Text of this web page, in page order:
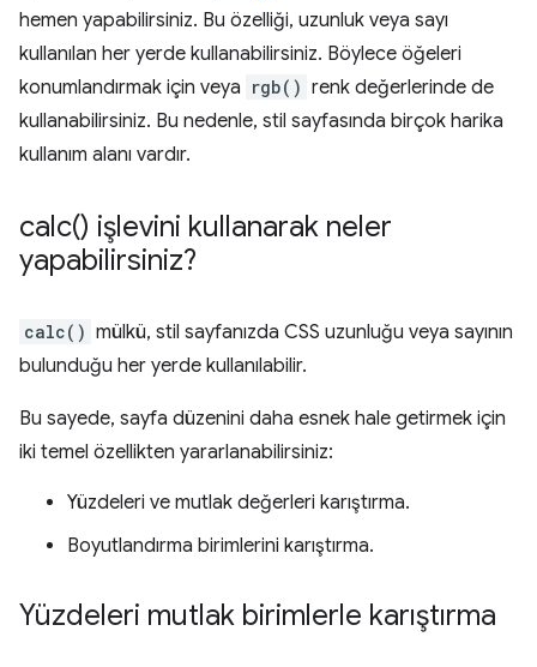
hemen yapabilirsiniz. Bu özelliği, uzunluk veya sayı
kullanılan her yerde kullanabilirsiniz. Böylece öğeleri
konumlandırmak için veya rgb() renk değerlerinde de
kullanabilirsiniz. Bu nedenle, stil sayfasında birçok harika
kullanım alanı vardır.
calc() işlevini kullanarak neler
yapabilirsiniz?
calc() mülkü, stil sayfanızda CSS uzunluğu veya sayının
bulunduğu her yerde kullanılabilir.
Bu sayede, sayfa düzenini daha esnek hale getirmek için
iki temel özellikten yararlanabilirsiniz:
Yüzdeleri ve mutlak değerleri karıştırma.
Boyutlandırma birimlerini karıştırma.
Yüzdeleri mutlak birimlerle karıştırma